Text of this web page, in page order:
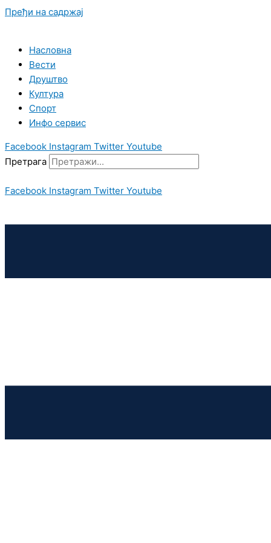
Пређи на садржај
Насловна
Вести
Друштво
Култура
Спорт
Инфо сервис
Facebook Instagram Twitter Youtube
Претрага
Facebook Instagram Twitter Youtube